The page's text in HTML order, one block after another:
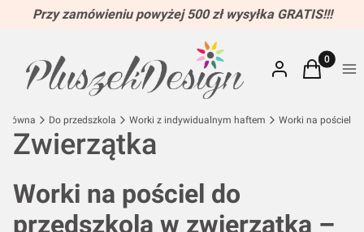
Przy zamówieniu powyżej 500 zł wysyłka GRATIS!!!
Zaloguj sięProdukty
Koszyk
Do przedszkola Worki z indywidualnym haftem Worki na pościel
Zwierzątka
Worki na pościel do
przedszkola w zwierzątka –